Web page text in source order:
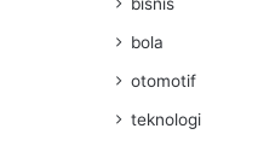
bola
otomotif
teknologi